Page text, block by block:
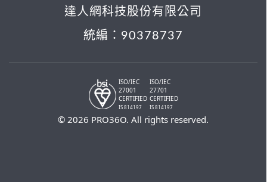
達人網科技股份有限公司
統編：90378737
ISO/IEC
27001
CERTIFIED
IS 814197
ISO/IEC
27701
CERTIFIED
IS 814197
© 2026 PRO36O. All rights reserved.